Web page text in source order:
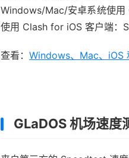
Windows/Mac/安卓系统使用
使用 Clash for iOS 客户端：
查看： Windows、Mac、iOS
GLaDOS 机场速度